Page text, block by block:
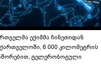
ექიმმა ჩინეთიდან
6 000 კილომეტრის
ტელერობოტული